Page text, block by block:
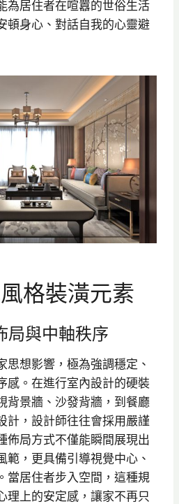
為居住者在喧囂的世俗生活
頓身心、對話自我的心靈避
格裝潢元素
局與中軸秩序
思想影響，極為強調穩定、
感。在進行室內設計的硬裝
背景牆、沙發背牆，到餐廳
計，設計師往往會採用嚴謹
佈局方式不僅能瞬間展現出
範，更具備引導視覺中心、
當居住者步入空間，這種規
理上的安定感，讓家不再只